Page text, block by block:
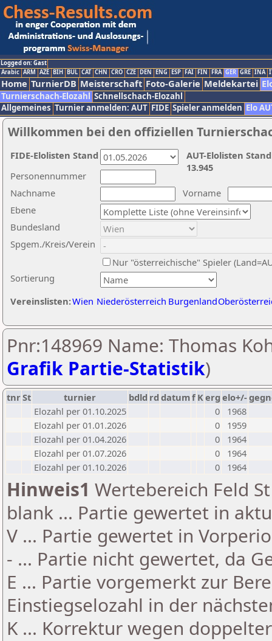
Logged on: Gast
Arabic ARM AZE BIH BUL CAT CHN CRO CZE DEN ENG ESP FAI FIN FRA GER GRE INA
Home TurnierDB Meisterschaft Foto-Galerie Meldekartei
Turnierschach-Elozahl Schnellschach-Elozahl
Allgemeines Turnier anmelden: AUT FIDE Spieler anmelden Elo
Willkommen bei den offiziellen
Nachname
Vorname
Ebene
Sortierung
Personennummer
Bundesland
Spgem./Kreis/Verein
Nur "österreichische" Spieler
Vereinslisten:Wien Niederösterreich Burgenland
AUT-Elolisten
13.945
FIDE-Elolisten Stand
Pnr:148969 Name: Thomas
Grafik Partie-Statistik)
tnrSt turnier bdld rd datumf Kerg elo+/-
Elozahl per 01.10.2025
0
1968
Elozahl per 01.01.2026
0
1959
Elozahl per 01.04.2026
0
1964
Elozahl per 01.07.2026
0
1964
Elozahl per 01.10.2026
0 1964
Hinweis1 Wertebereich Feld
blank ... Partie gewertet in
V ... Partie gewertet in
- ... Partie nicht gewertet, da
E ... Partie vorgemerkt zur
Einstiegselozahl in der
K ... Korrektur wegen